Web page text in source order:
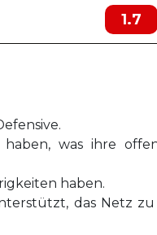
1.7
was ihre
haben.
das Netz